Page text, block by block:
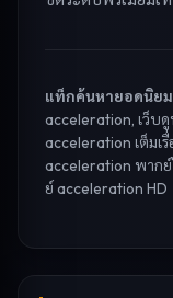
แท็กค้นหายอดนิย
acceleration, เว็บ
acceleration เต็มเ
acceleration พาก
ย์ acceleration HD